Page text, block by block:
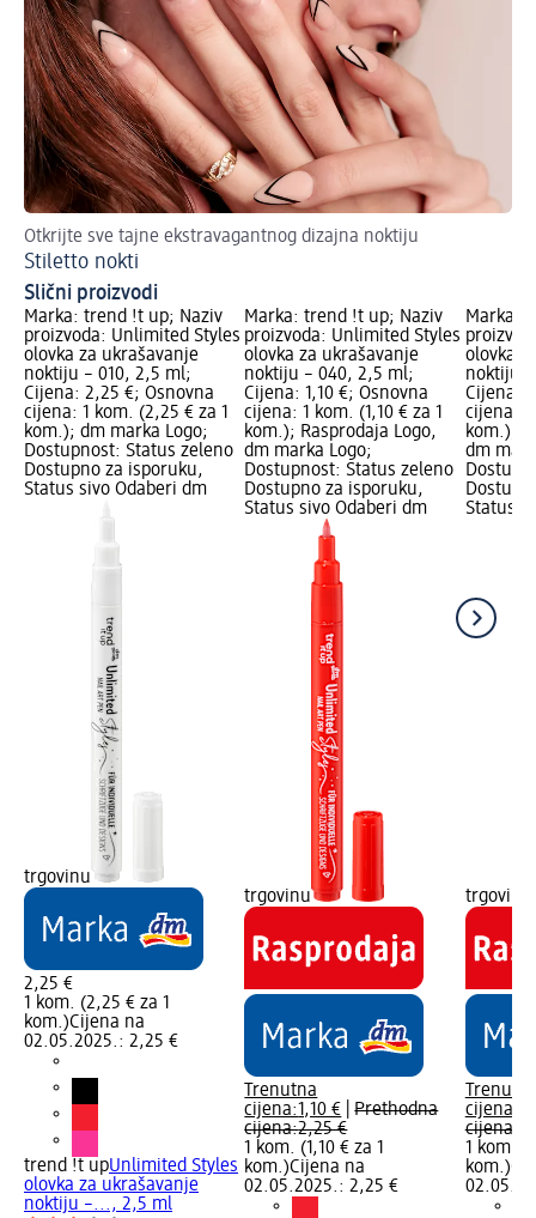
Otkrijte sve tajne ekstravagantnog dizajna noktiju
Stiletto nokti
Slični proizvodi
Marka: trend !t up; Naziv
proizvoda: Unlimited Styles
olovka za ukrašavanje
noktiju – 010, 2,5 ml;
Cijena: 2,25 €; Osnovna
cijena: 1 kom. (2,25 € za 1
kom.); dm marka Logo;
Dostupnost: Status zeleno
Dostupno za isporuku,
Status sivo Odaberi dm
trgovinu
2,25 €
1 kom. (2,25 € za 1
kom.)Cijena na
02.05.2025.: 2,25 €
trend !t upUnlimited Styles
olovka za ukrašavanje
noktiju –..., 2,5 ml
Marka: trend !t up; Naziv
proizvoda: Unlimited Styles
olovka za ukrašavanje
noktiju – 040, 2,5 ml;
Cijena: 1,10 €; Osnovna
cijena: 1 kom. (1,10 € za 1
kom.); Rasprodaja Logo,
dm marka Logo;
Dostupnost: Status zeleno
Dostupno za isporuku,
Status sivo Odaberi dm
trgovinu
Trenutna
cijena:1,10 € |Prethodna
cijena:2,25 €
1 kom. (1,10 € za 1
kom.)Cijena na
02.05.2025.: 2,25 €
Marka:
olovka
noktiju
Cijena:
cijena: 1
kom.);
dm
Status
trgovinu
cijena:
cijena:
1 kom.
kom.)